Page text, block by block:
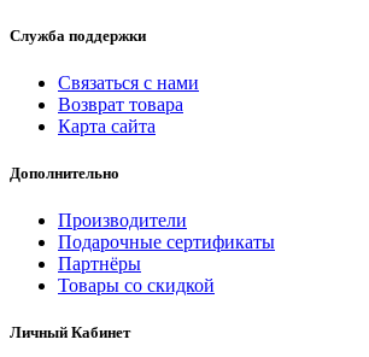
Служба поддержки
Связаться с нами
Возврат товара
Карта сайта
Дополнительно
Производители
Подарочные сертификаты
Партнёры
Товары со скидкой
Личный Кабинет